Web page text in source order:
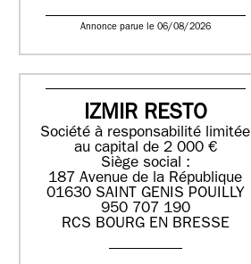
Annonce parue le 06/08/2026
IZMIR RESTO
Société à responsabilité limitée
au capital de 2 000 €
Siège social :
187 Avenue de la République
01630 SAINT GENIS POUILLY
950 707 190
RCS BOURG EN BRESSE